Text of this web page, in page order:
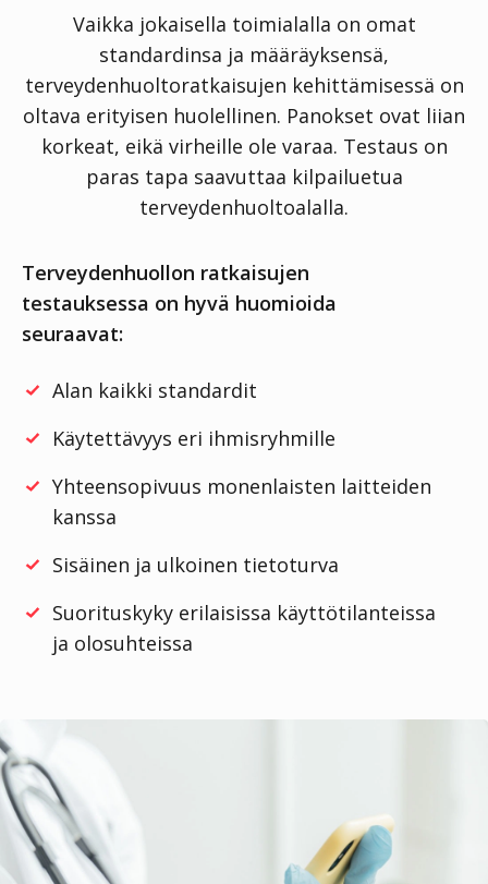
Vaikka jokaisella toimialalla on omat
standardinsa ja määräyksensä,
terveydenhuoltoratkaisujen kehittämisessä on
oltava erityisen huolellinen. Panokset ovat liian
korkeat, eikä virheille ole varaa. Testaus on
paras tapa saavuttaa kilpailuetua
terveydenhuoltoalalla.
Terveydenhuollon ratkaisujen
testauksessa on hyvä huomioida
seuraavat:
Alan kaikki standardit
Käytettävyys eri ihmisryhmille
Yhteensopivuus monenlaisten laitteiden
kanssa
Sisäinen ja ulkoinen tietoturva
Suorituskyky erilaisissa käyttötilanteissa
ja olosuhteissa